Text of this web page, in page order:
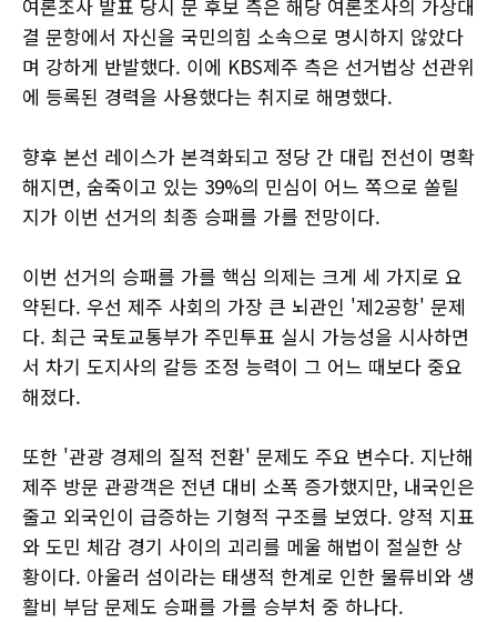
여론조사 발표 당시 문 후보 측은 해당 여론조사의 가상대
결 문항에서 자신을 국민의힘 소속으로 명시하지 않았다
며 강하게 반발했다. 이에 KBS제주 측은 선거법상 선관위
에 등록된 경력을 사용했다는 취지로 해명했다.
향후 본선 레이스가 본격화되고 정당 간 대립 전선이 명확
해지면, 숨죽이고 있는 39%의 민심이 어느 쪽으로 쏠릴
지가 이번 선거의 최종 승패를 가를 전망이다.
이번 선거의 승패를 가를 핵심 의제는 크게 세 가지로 요
약된다. 우선 제주 사회의 가장 큰 뇌관인 '제2공항' 문제
다. 최근 국토교통부가 주민투표 실시 가능성을 시사하면
서 차기 도지사의 갈등 조정 능력이 그 어느 때보다 중요
해졌다.
또한 '관광 경제의 질적 전환' 문제도 주요 변수다. 지난해
제주 방문 관광객은 전년 대비 소폭 증가했지만, 내국인은
줄고 외국인이 급증하는 기형적 구조를 보였다. 양적 지표
와 도민 체감 경기 사이의 괴리를 메울 해법이 절실한 상
황이다. 아울러 섬이라는 태생적 한계로 인한 물류비와 생
활비 부담 문제도 승패를 가를 승부처 중 하나다.